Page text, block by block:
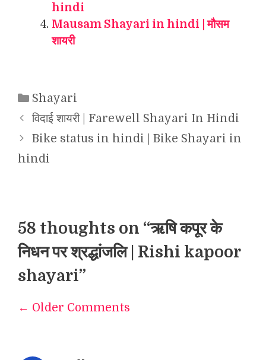
hindi
Mausam Shayari in hindi | मौसम
शायरी
Categories
Shayari
विदाई शायरी | Farewell Shayari In Hindi
Bike status in hindi | Bike Shayari in
hindi
58 thoughts on “ऋषि कपूर के
निधन पर श्रद्धांजलि | Rishi kapoor
shayari”
Comment
← Older Comments